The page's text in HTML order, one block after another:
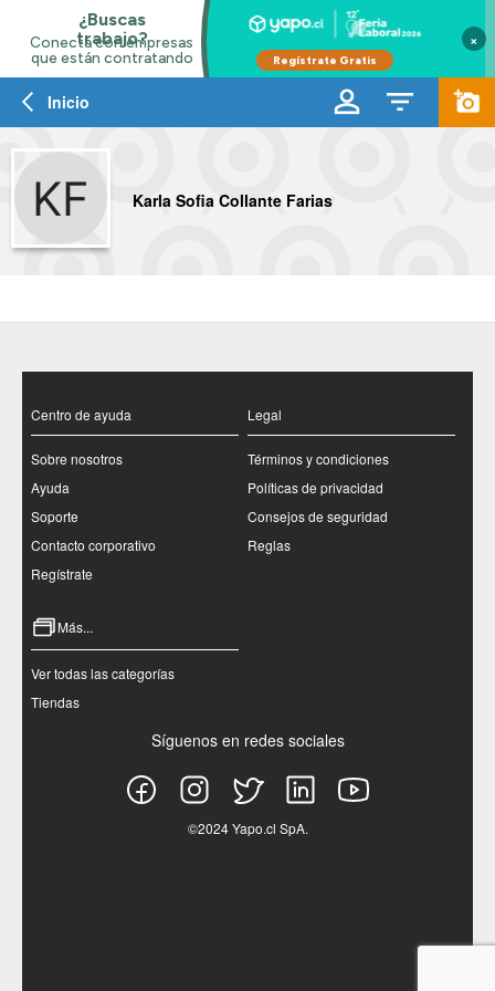
×
Inicio
Karla Sofia Collante Farias
Centro de ayuda
Sobre nosotros
Ayuda
Soporte
Contacto corporativo
Regístrate
Legal
Términos y condiciones
Políticas de privacidad
Consejos de seguridad
Reglas
Más...
Ver todas las categorías
Tiendas
Síguenos en redes sociales
©2024 Yapo.cl SpA.